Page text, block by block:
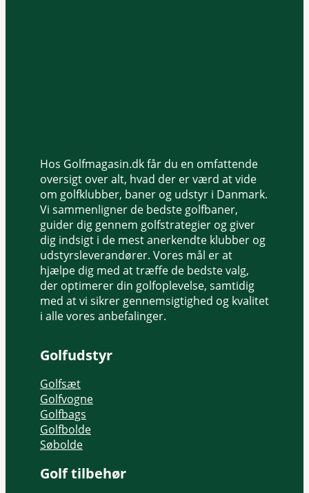
Hos Golfmagasin.dk får du en omfattende
oversigt over alt, hvad der er værd at vide
om golfklubber, baner og udstyr i Danmark.
Vi sammenligner de bedste golfbaner,
guider dig gennem golfstrategier og giver
dig indsigt i de mest anerkendte klubber og
udstyrsleverandører. Vores mål er at
hjælpe dig med at træffe de bedste valg,
der optimerer din golfoplevelse, samtidig
med at vi sikrer gennemsigtighed og kvalitet
i alle vores anbefalinger.
Golfudstyr
Golfsæt
Golfvogne
Golfbags
Golfbolde
Søbolde
Golf tilbehør